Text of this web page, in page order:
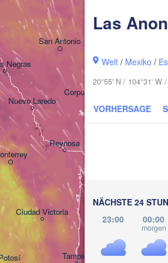
Las
Welt / Mexiko /
20°55' N / 104°31' W
VORHERSAGE
NÄCHSTE 24
23:00
00:00
morgen
Houston
San Antonio
Reynosa
Negras
Ciudad Victoria
Tampico
Corpus Christi
Nuevo Laredo